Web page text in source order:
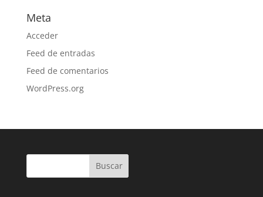
Meta
Acceder
Feed de entradas
Feed de comentarios
WordPress.org